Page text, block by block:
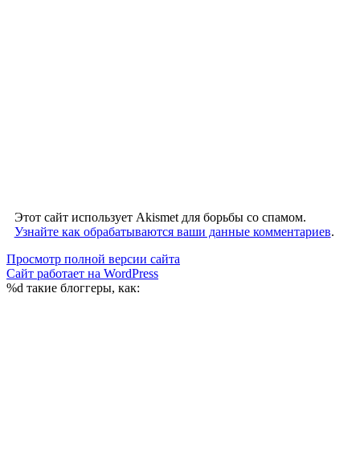
Этот сайт использует Akismet для борьбы со спамом.
Узнайте как обрабатываются ваши данные комментариев.
Просмотр полной версии сайта
Сайт работает на WordPress
%d такие блоггеры, как: